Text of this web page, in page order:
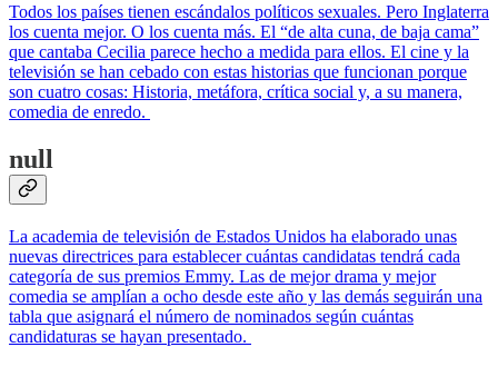
Todos los países tienen escándalos políticos sexuales. Pero Inglaterra
los cuenta mejor. O los cuenta más. El “de alta cuna, de baja cama”
que cantaba Cecilia parece hecho a medida para ellos. El cine y la
televisión se han cebado con estas historias que funcionan porque
son cuatro cosas: Historia, metáfora, crítica social y, a su manera,
comedia de enredo.
null
La academia de televisión de Estados Unidos ha elaborado unas
nuevas directrices para establecer cuántas candidatas tendrá cada
categoría de sus premios Emmy. Las de mejor drama y mejor
comedia se amplían a ocho desde este año y las demás seguirán una
tabla que asignará el número de nominados según cuántas
candidaturas se hayan presentado.